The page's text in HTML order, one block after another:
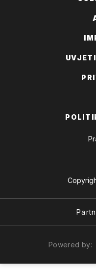
Powered by: